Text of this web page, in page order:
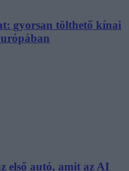
gyorsan tölthető kínai
első autó, amit az AI